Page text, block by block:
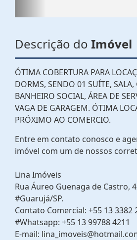
Descrição do Imóvel
ÓTIMA COBERTURA PARA
DORMS, SENDO 01 SUÍTE,
BANHEIRO SOCIAL, ÁREA DE
VAGA DE GARAGEM. ÓTIMA
PRÓXIMO AO COMERCIO.
Entre em contato conosco e
imóvel com um de nossos
Lina Imóveis
Rua Áureo Guenaga de Castro,
#Guarujá/SP.
Contato Comercial: +55 13 3382
#Whatsapp: +55 13 99788 4211
E-mail: